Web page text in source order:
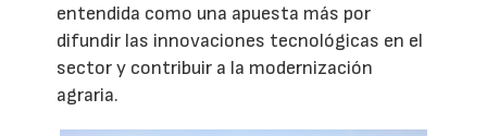
entendida como una apuesta más por
difundir las innovaciones tecnológicas en el
sector y contribuir a la modernización
agraria.